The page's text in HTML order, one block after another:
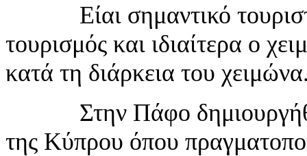
Είαι σημαντικό
τουρισμός και ιδιαίτερα ο
κατά τη διάρκεια του
Στην Πάφο
της Κύπρου όπου